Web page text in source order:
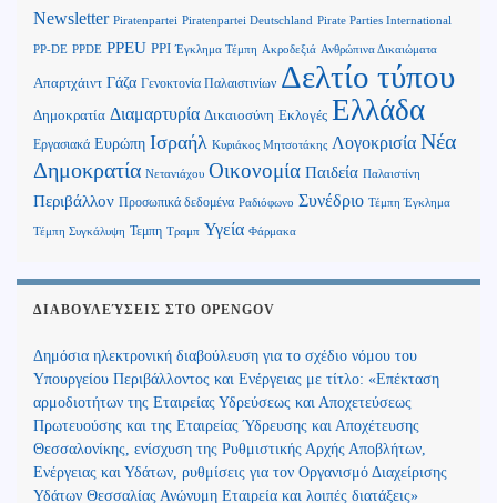
Newsletter Piratenpartei Piratenpartei Deutschland Pirate Parties International
PP-DE PPDE PPEU PPI Έγκλημα Τέμπη Ακροδεξιά Ανθρώπινα Δικαιώματα
Απαρτχάιντ Γάζα Γενοκτονία Παλαιστινίων Δελτίο τύπου
Δημοκρατία Διαμαρτυρία Δικαιοσύνη Εκλογές Ελλάδα
Εργασιακά Ευρώπη Ισραήλ Κυριάκος Μητσοτάκης Λογοκρισία Νέα
Δημοκρατία Νετανιάχου Οικονομία Παιδεία Παλαιστίνη
Περιβάλλον Προσωπικά δεδομένα Ραδιόφωνο Συνέδριο Τέμπη Έγκλημα
Τέμπη Συγκάλυψη Τεμπη Τραμπ Υγεία Φάρμακα
ΔΙΑΒΟΥΛΕΎΣΕΙΣ ΣΤΟ OPENGOV
Δημόσια ηλεκτρονική διαβούλευση για το σχέδιο νόμου του
Υπουργείου Περιβάλλοντος και Ενέργειας με τίτλο: «Επέκταση
αρμοδιοτήτων της Εταιρείας Υδρεύσεως και Αποχετεύσεως
Πρωτευούσης και της Εταιρείας Ύδρευσης και Αποχέτευσης
Θεσσαλονίκης, ενίσχυση της Ρυθμιστικής Αρχής Αποβλήτων,
Ενέργειας και Υδάτων, ρυθμίσεις για τον Οργανισμό Διαχείρισης
Υδάτων Θεσσαλίας Ανώνυμη Εταιρεία και λοιπές διατάξεις»